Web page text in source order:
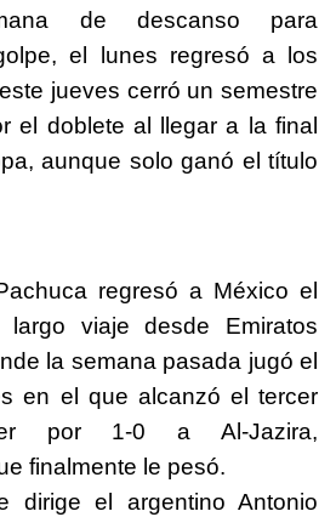
de descanso para
el lunes regresó a los
jueves cerró un semestre
el doblete al llegar a la final
aunque solo ganó el título
regresó a México el
viaje desde Emiratos
la semana pasada jugó el
en el que alcanzó el tercer
por 1-0 a Al-Jazira,
finalmente le pesó.
dirige el argentino Antonio